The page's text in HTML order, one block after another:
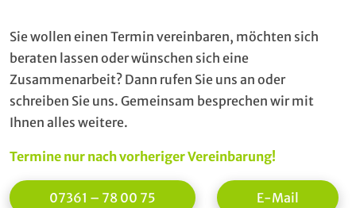
Sie wollen einen Termin vereinbaren, möchten sich
beraten lassen oder wünschen sich eine
Zusammenarbeit? Dann rufen Sie uns an oder
schreiben Sie uns. Gemeinsam besprechen wir mit
Ihnen alles weitere.
Termine nur nach vorheriger Vereinbarung!
07361 – 78 00 75 E-Mail